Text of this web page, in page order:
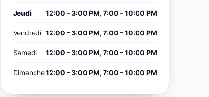
Jeudi 12:00 – 3:00 PM, 7:00 – 10:00 PM
Vendredi 12:00 – 3:00 PM, 7:00 – 10:00 PM
Samedi 12:00 – 3:00 PM, 7:00 – 10:00 PM
Dimanche12:00 – 3:00 PM, 7:00 – 10:00 PM